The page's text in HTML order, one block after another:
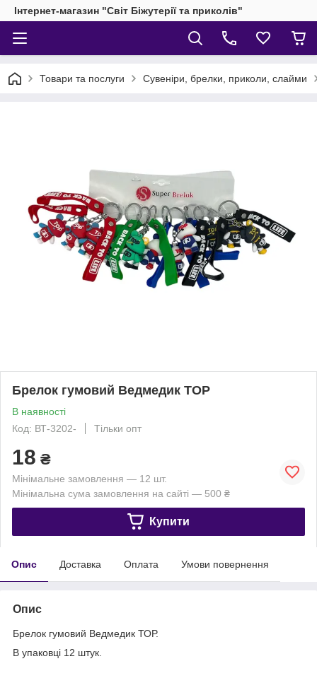
Інтернет-магазин "Світ Біжутерії та приколів"
Товари та послуги Сувеніри, брелки, приколи, слайми
Брелок гумовий Ведмедик ТОР
В наявності
Код: ВТ-3202-
Тільки опт
18 ₴
Мінімальне замовлення — 12 шт.
Мінімальна сума замовлення на сайті — 500 ₴
Купити
Опис Доставка Оплата Умови повернення
Опис
Брелок гумовий Ведмедик ТОР.
В упаковці 12 штук.